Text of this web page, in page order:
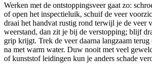
Werken met de ontstoppingsveer gaat zo:
of open het inspectieluik, schuif de veer
draai het handvat rustig rond terwijl je de veer
weerstand, dan zit je bij de verstopping; blijf
grip krijgt. Trek de veer daarna langzaam
na met warm water. Duw nooit met veel
of kunststof leidingen kun je anders schade